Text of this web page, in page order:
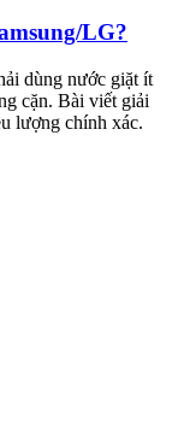
LG?
dùng nước giặt ít
cặn. Bài viết giải
lượng chính xác.